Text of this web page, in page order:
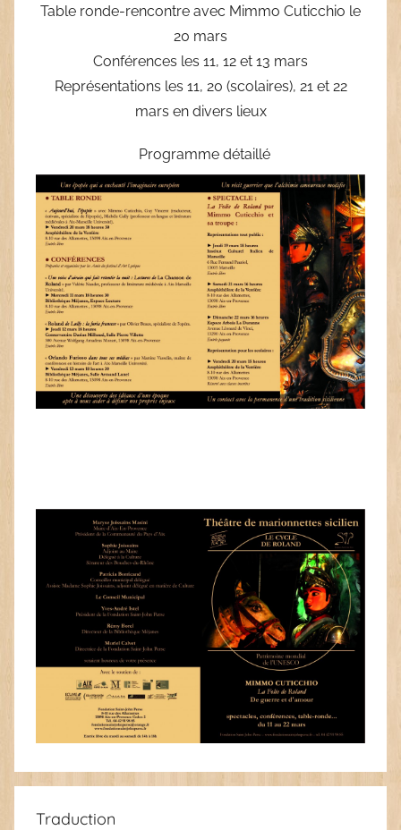
Table ronde-rencontre avec Mimmo Cuticchio le
20 mars
Conférences les 11, 12 et 13 mars
Représentations les 11, 20 (scolaires), 21 et 22
mars en divers lieux
Programme détaillé
Traduction